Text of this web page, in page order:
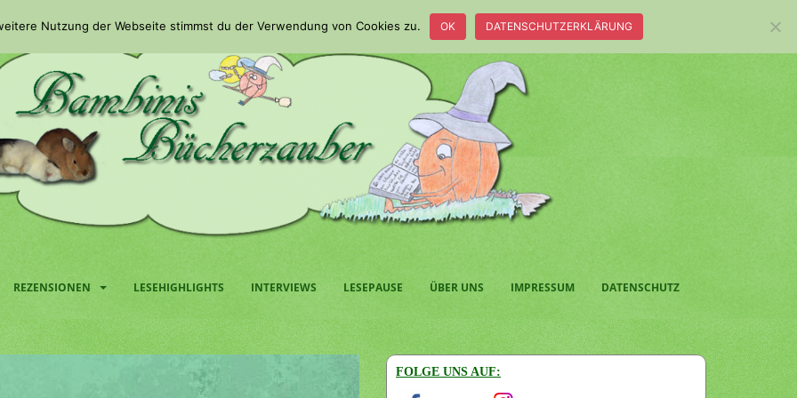
REZENSIONEN LESEHIGHLIGHTS INTERVIEWS LESEPAUSE ÜBER UNS IMPRESSUM DATENSCHUTZ
FOLGE UNS AUF:
Nutzung der Webseite stimmst du der Verwendung von Cookies zu. OK DATENSCHUTZERKLÄRUNG